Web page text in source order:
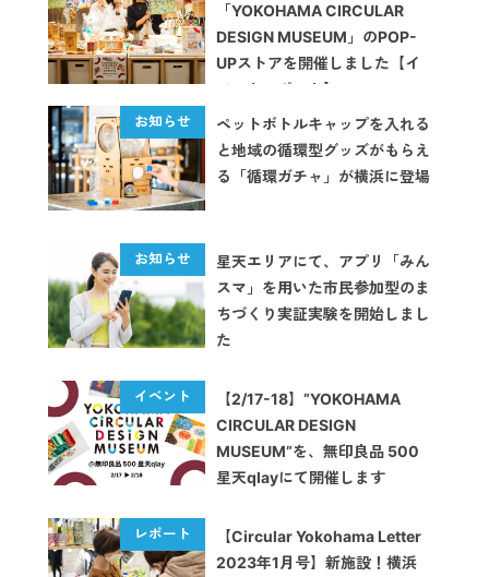
「YOKOHAMA CIRCULAR
DESIGN MUSEUM」のPOP-
UPストアを開催しました【イ
ベントレポート】
ペットボトルキャップを入れる
と地域の循環型グッズがもらえ
る「循環ガチャ」が横浜に登場
星天エリアにて、アプリ「みん
スマ」を用いた市民参加型のま
ちづくり実証実験を開始しまし
た
【2/17-18】”YOKOHAMA
CIRCULAR DESIGN
MUSEUM”を、無印良品 500
星天qlayにて開催します
【Circular Yokohama Letter
2023年1月号】新施設！横浜